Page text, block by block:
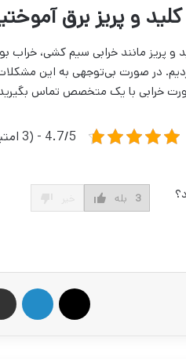
و پریز برق
شدن کلید و پریز مانند خرابی سیم
در صورت بی‌توجهی به این
خرابی با یک متخصص تماس بگیرید
4.7/5 - (3 امتیاز)
بله 3